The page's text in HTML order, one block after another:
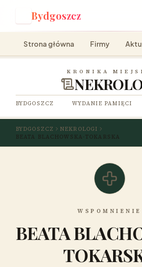
Bydgoszcz
Strona główna Firmy
KRONIKA
BYDGOSZCZ WYDANIE PAMIĘCI
BYDGOSZCZ
NEKROLOGI
BEATA BLACHOWSKA-TOKARSKA
WSPOMNIENIE
BEATA